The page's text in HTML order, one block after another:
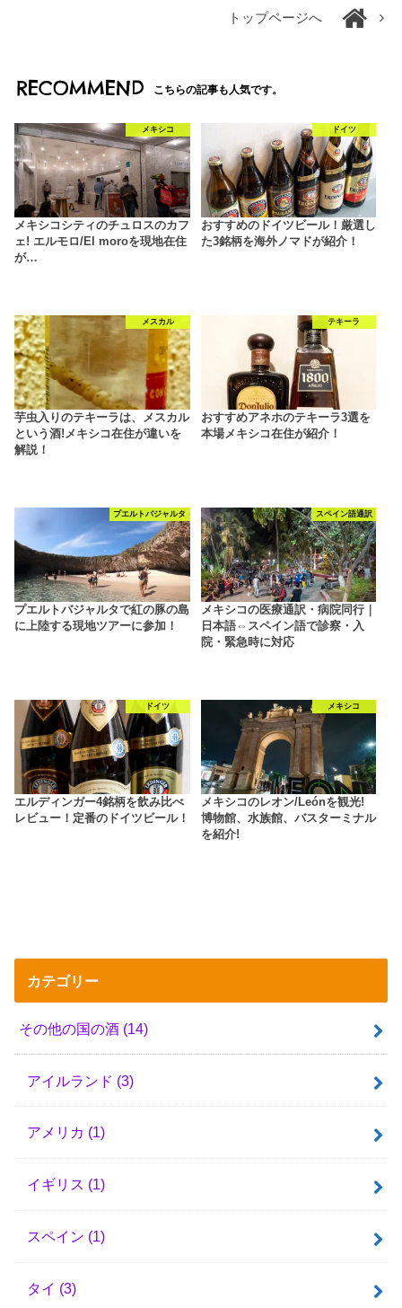
トップページへ
RECOMMEND こちらの記事も人気です。
メキシコ
メキシコシティのチュロスのカフ
ェ! エルモロ/El moroを現地在住
が…
ドイツ
おすすめのドイツビール！厳選し
た3銘柄を海外ノマドが紹介！
メスカル
芋虫入りのテキーラは、メスカル
という酒!メキシコ在住が違いを
解説！
テキーラ
おすすめアネホのテキーラ3選を
本場メキシコ在住が紹介！
プエルトバジャルタ
プエルトバジャルタで紅の豚の島
に上陸する現地ツアーに参加！
スペイン語通訳
メキシコの医療通訳・病院同行｜
日本語⇔スペイン語で診察・入
院・緊急時に対応
ドイツ
エルディンガー4銘柄を飲み比べ
レビュー！定番のドイツビール！
メキシコ
メキシコのレオン/Leónを観光!
博物館、水族館、バスターミナル
を紹介!
カテゴリー
その他の国の酒 (14)
アイルランド (3)
アメリカ (1)
イギリス (1)
スペイン (1)
タイ (3)